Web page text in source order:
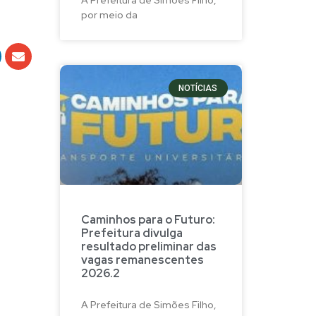
por meio da
NOTÍCIAS
Caminhos para o Futuro:
Prefeitura divulga
resultado preliminar das
vagas remanescentes
2026.2
A Prefeitura de Simões Filho,